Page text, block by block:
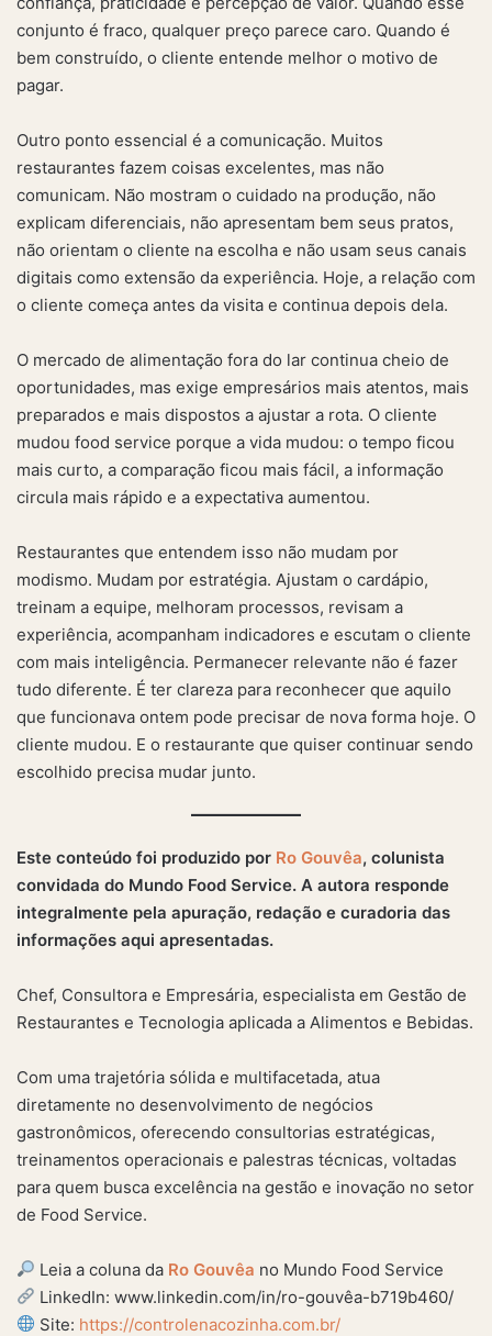
conjunto é fraco, qualquer preço parece caro. Quando é
bem construído, o cliente entende melhor o motivo de
pagar.
Outro ponto essencial é a comunicação. Muitos
restaurantes fazem coisas excelentes, mas não
comunicam. Não mostram o cuidado na produção, não
explicam diferenciais, não apresentam bem seus pratos,
não orientam o cliente na escolha e não usam seus canais
digitais como extensão da experiência. Hoje, a relação com
o cliente começa antes da visita e continua depois dela.
O mercado de alimentação fora do lar continua cheio de
oportunidades, mas exige empresários mais atentos, mais
preparados e mais dispostos a ajustar a rota. O cliente
mudou food service porque a vida mudou: o tempo ficou
mais curto, a comparação ficou mais fácil, a informação
circula mais rápido e a expectativa aumentou.
Restaurantes que entendem isso não mudam por
modismo. Mudam por estratégia. Ajustam o cardápio,
treinam a equipe, melhoram processos, revisam a
experiência, acompanham indicadores e escutam o cliente
com mais inteligência. Permanecer relevante não é fazer
tudo diferente. É ter clareza para reconhecer que aquilo
que funcionava ontem pode precisar de nova forma hoje. O
cliente mudou. E o restaurante que quiser continuar sendo
escolhido precisa mudar junto.
Este conteúdo foi produzido por Ro Gouvêa, colunista
convidada do Mundo Food Service. A autora responde
integralmente pela apuração, redação e curadoria das
informações aqui apresentadas.
Chef, Consultora e Empresária, especialista em Gestão de
Restaurantes e Tecnologia aplicada a Alimentos e Bebidas.
Com uma trajetória sólida e multifacetada, atua
diretamente no desenvolvimento de negócios
gastronômicos, oferecendo consultorias estratégicas,
treinamentos operacionais e palestras técnicas, voltadas
para quem busca excelência na gestão e inovação no setor
de Food Service.
Leia a coluna da Ro Gouvêa no Mundo Food Service
LinkedIn: www.linkedin.com/in/ro-gouvêa-b719b460/
Site: https://controlenacozinha.com.br/